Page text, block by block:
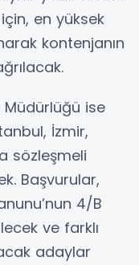
en yüksek
kontenjanın
ise
İzmir,
sözleşmeli
Başvurular,
4/B
ve farklı
adaylar